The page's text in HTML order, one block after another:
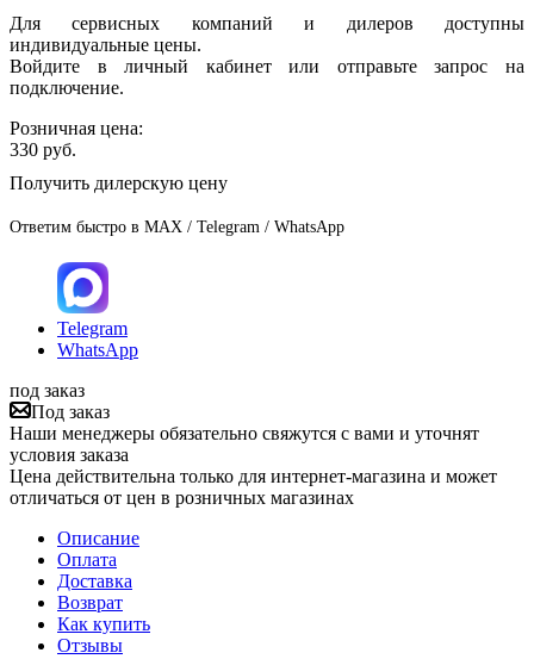
Для сервисных компаний и дилеров доступны
индивидуальные цены.
Войдите в личный кабинет или отправьте запрос на
подключение.
Розничная цена:
330 руб.
Получить дилерскую цену
Ответим быстро в MAX / Telegram / WhatsApp
Telegram
WhatsApp
под заказ
Под заказ
Наши менеджеры обязательно свяжутся с вами и уточнят
условия заказа
Цена действительна только для интернет-магазина и может
отличаться от цен в розничных магазинах
Описание
Оплата
Доставка
Возврат
Как купить
Отзывы